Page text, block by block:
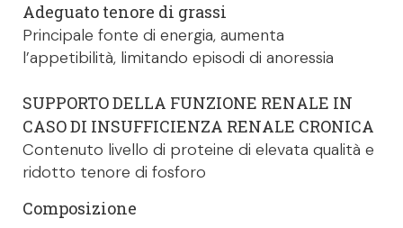
Adeguato tenore di grassi
Principale fonte di energia, aumenta
l’appetibilità, limitando episodi di anoressia
SUPPORTO DELLA FUNZIONE RENALE IN
CASO DI INSUFFICIENZA RENALE CRONICA
Contenuto livello di proteine di elevata qualità e
ridotto tenore di fosforo
Composizione